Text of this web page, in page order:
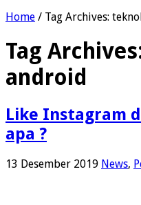
Home / Tag Archives:
Tag
android
Like Instagram
apa ?
13 Desember 2019 News,